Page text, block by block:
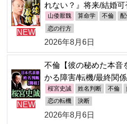
NEW
れない？』将来/結婚可
山倭厭魏 算命学 不倫 配
恋の行方
2026年8月6日
NEW
不倫【彼の秘めた本音
かる障害/転機/最終関係
桜宮史誠 姓名判断 不倫
恋の転機 決断
2026年8月6日